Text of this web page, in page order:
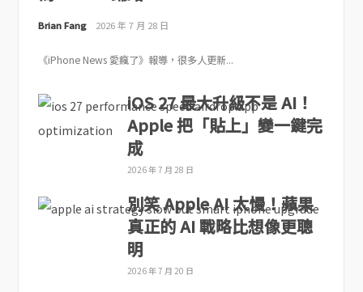
Brian Fang 2026 年 7 月 28 日
《iPhone News 愛瘋了》報導，很多人更新...
iOS 27 最大升級不是 AI！
Apple 把「貼上」變一鍵完
成
2026 年 7 月 28 日
別笑 Apple AI 太慢！蘋果
真正的 AI 戰略比想像更聰
明
2026 年 7 月 20 日